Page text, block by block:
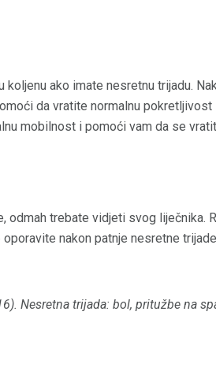
ako imate nesretnu trijadu.
da vratite normalnu pokretljivost
mobilnost i pomoći vam da se
odmah trebate vidjeti svog liječnika.
nakon patnje nesretne
Nesretna trijada: bol, pritužbe na